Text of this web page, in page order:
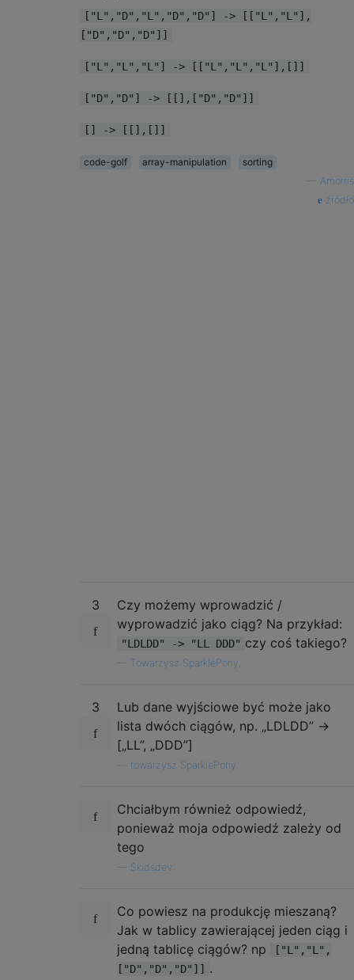
["L","D","L","D","D"] -> [["L","L"],
["D","D","D"]]
["L","L","L"] -> [["L","L","L"],[]]
["D","D"] -> [[],["D","D"]]
[] -> [[],[]]
code-golf array-manipulation
sorting
Amorris
źródło
3
Czy możemy wprowadzić /
wyprowadzić jako ciąg? Na przykład:
"LDLDD" -> "LL DDD" czy coś takiego?
Towarzysz SparklePony,
3
Lub dane wyjściowe być może jako
lista dwóch ciągów, np. „LDLDD” ->
[„LL”, „DDD”]
towarzysz SparklePony
Chciałbym również odpowiedź,
ponieważ moja odpowiedź zależy od
tego
Skidsdev
Co powiesz na produkcję mieszaną?
Jak w tablicy zawierającej jeden ciąg i
jedną tablicę ciągów? np
["L","L",
["D","D","D"]]
.